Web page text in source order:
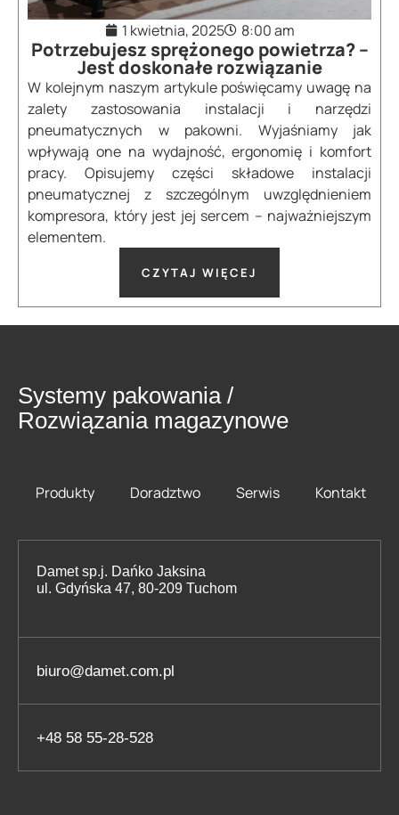
1 kwietnia, 2025 8:00 am
Potrzebujesz sprężonego powietrza? –
Jest doskonałe rozwiązanie
W kolejnym naszym artykule poświęcamy uwagę na
zalety zastosowania instalacji i narzędzi
pneumatycznych w pakowni. Wyjaśniamy jak
wpływają one na wydajność, ergonomię i komfort
pracy. Opisujemy części składowe instalacji
pneumatycznej z szczególnym uwzględnieniem
kompresora, który jest jej sercem – najważniejszym
elementem.
CZYTAJ WIĘCEJ
Systemy pakowania /
Rozwiązania magazynowe
Produkty Doradztwo Serwis Kontakt
Damet sp.j. Dańko Jaksina
ul. Gdyńska 47, 80-209 Tuchom
biuro@damet.com.pl
+48 58 55-28-528